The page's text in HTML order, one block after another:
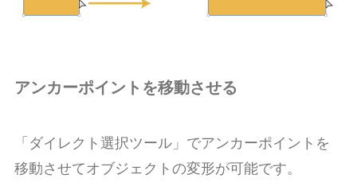
アンカーポイントを移動させる
「ダイレクト選択ツール」でアンカーポイントを
移動させてオブジェクトの変形が可能です。